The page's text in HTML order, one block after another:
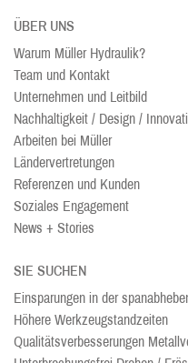
ÜBER UNS
Warum Müller Hydraulik?
Team und Kontakt
Unternehmen und Leitbild
Nachhaltigkeit / Design /
Arbeiten bei Müller
Ländervertretungen
Referenzen und Kunden
Soziales Engagement
News + Stories
SIE SUCHEN
Einsparungen in der
Höhere Werkzeugstandzeiten
Qualitätsverbesserungen